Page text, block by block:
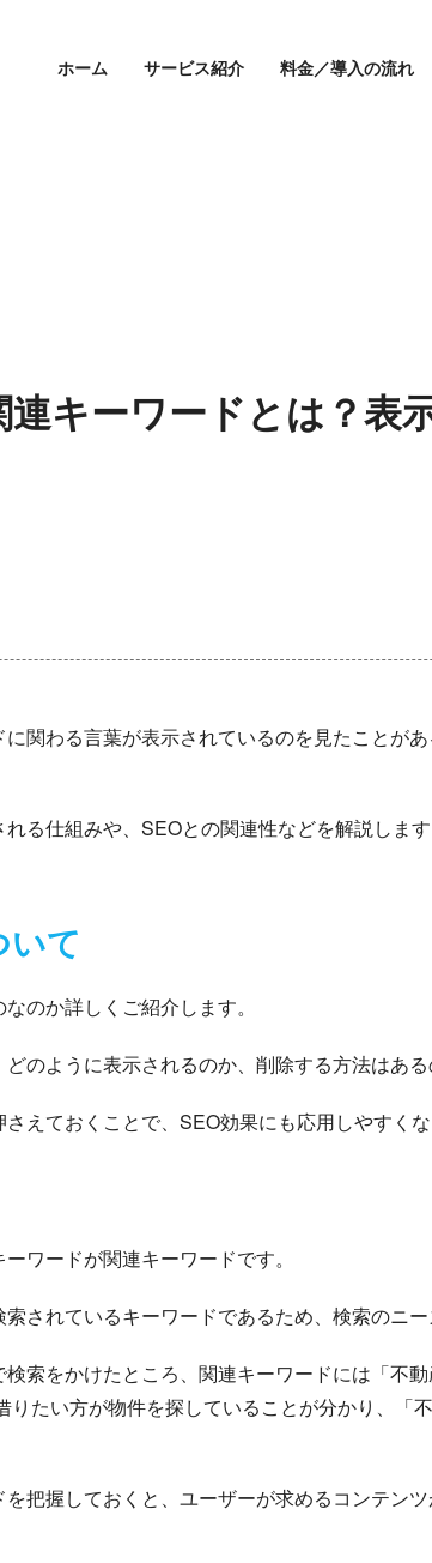
ホーム サービス紹介 料金／導入の流れ
キーワードとは？表
関わる言葉が表示されているのを見たことが
る仕組みや、SEOとの関連性などを解説します
て
のか詳しくご紹介します。
のように表示されるのか、削除する方法はある
えておくことで、SEO効果にも応用しやすくな
ワードが関連キーワードです。
されているキーワードであるため、検索のニー
索をかけたところ、関連キーワードには「不
りたい方が物件を探していることが分かり、「
把握しておくと、ユーザーが求めるコンテンツ